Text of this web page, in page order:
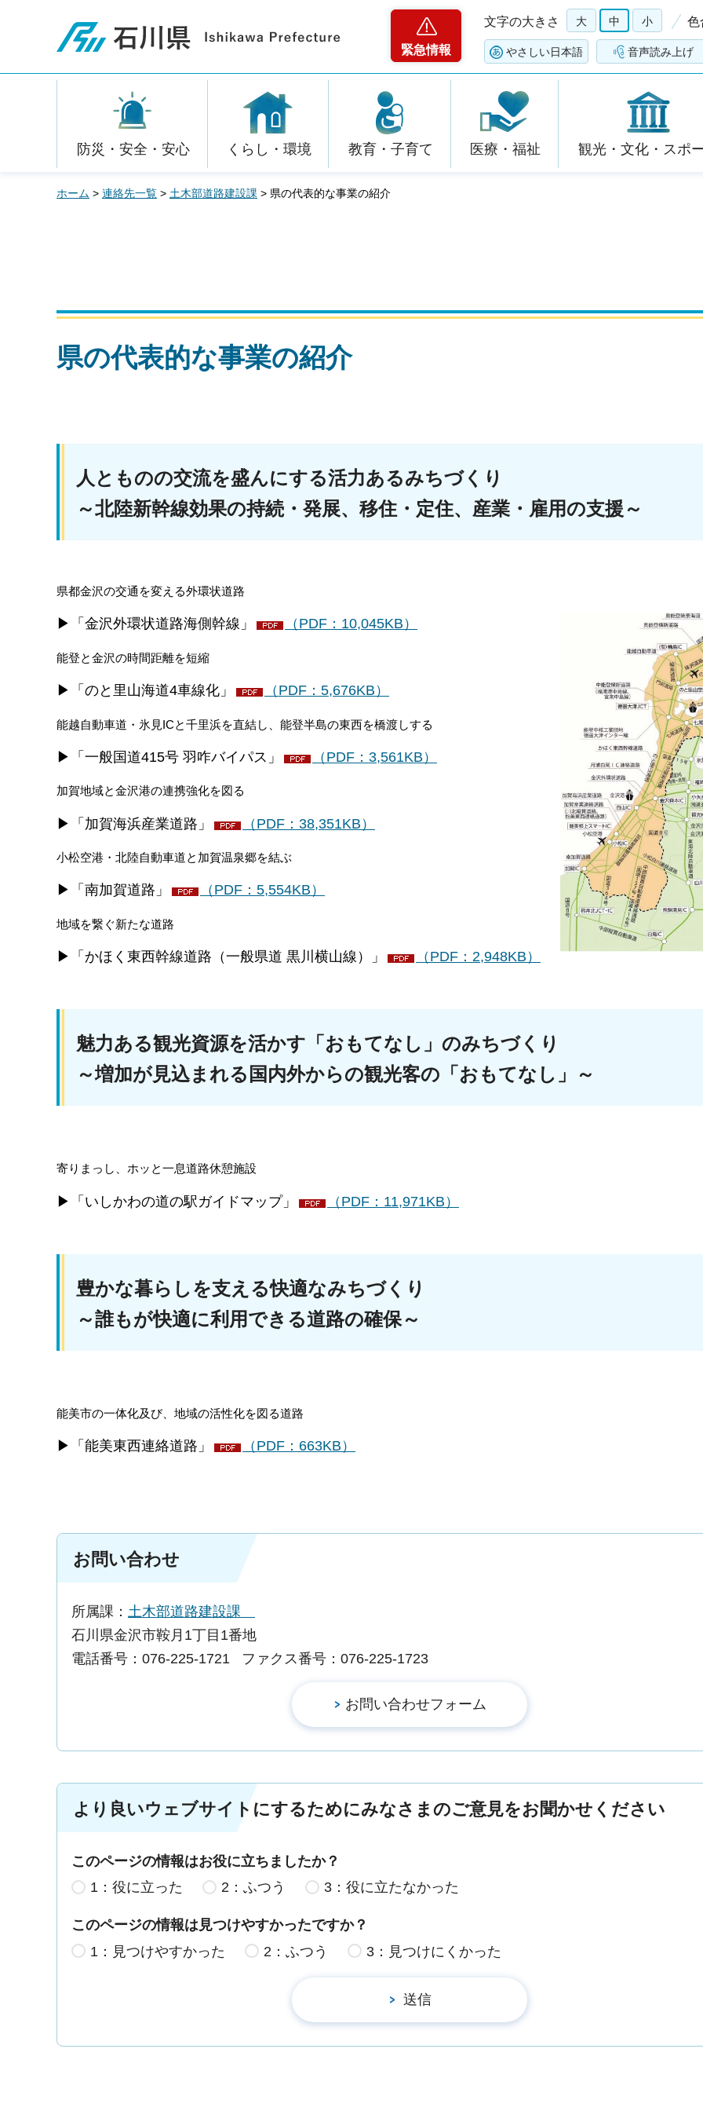
石川県
緊急情報
文字の大きさ 大 中 小 色
やさしい日本語 音声読み上げ
防災・安全・安心 くらし・環境 教育・子育て 医療・福祉 観光・文化・スポ
ホーム > 連絡先一覧 > 土木部道路建設課 > 県の代表的な事業の紹介
県の代表的な事業の紹介
人とものの交流を盛んにする活力あるみちづ
～北陸新幹線効果の持続・発展、移住・定住、産業・雇用の支援～
県都金沢の交通を変える外環状道路
▶「金沢外環状道路海側幹線」 （PDF：10,045KB）
能登と金沢の時間距離を短縮
▶「のと里山海道4車線化」 （PDF：5,676KB）
能越自動車道・氷見ICと千里浜を直結し、能登半島の東西を橋渡しする
▶「一般国道415号 羽咋バイパス」 （PDF：3,561KB）
加賀地域と金沢港の連携強化を図る
▶「加賀海浜産業道路」 （PDF：38,351KB）
小松空港・北陸自動車道と加賀温泉郷を結ぶ
▶「南加賀道路」 （PDF：5,554KB）
地域を繋ぐ新たな道路
▶「かほく東西幹線道路（一般県道 黒川横山線）」 （PDF：2,948KB）
魅力ある観光資源を活かす「おもてなし」のみちづ
～増加が見込まれる国内外からの観光客の「おもてなし」～
寄りまっし、ホッと一息道路休憩施設
▶「いしかわの道の駅ガイドマップ」 （PDF：11,971KB）
豊かな暮らしを支える快適なみちづ
～誰もが快適に利用できる道路の確保～
能美市の一体化及び、地域の活性化を図る道路
▶「能美東西連絡道路」 （PDF：663KB）
お問い合わせ
所属課： 土木部道路建設課
石川県金沢市鞍月1丁目1番地
電話番号：076-225-1721
ファクス番号：076-225-1723
より良いウェブサイトにするためにみなさまのご意見をお聞かせください
このページの情報はお役に立ちましたか？
1：役に立った
2：ふつう 3：役に立たなかった
このページの情報は見つけやすかったですか？
1：見つけやすかった
2：ふつう 3：見つけにくかった